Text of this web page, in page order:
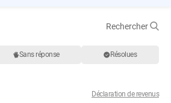
Rechercher
Sans réponse Résolues
Déclaration de revenus